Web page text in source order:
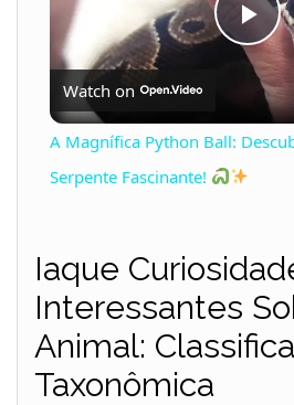
P
l
a
V
Watch on
A Magnífica Python Ball:
Serpente Fascinante!
Iaque
Interessantes
Animal:
Taxonômica